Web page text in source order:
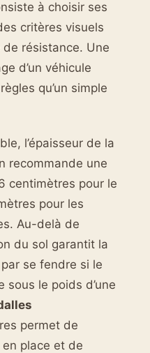
à choisir ses
critères visuels
résistance. Une
d’un véhicule
qu’un simple
l’épaisseur de la
recommande une
centimètres pour le
pour les
Au-delà de
du sol garantit la
se fendre si le
sous le poids d’une
permet de
place et de